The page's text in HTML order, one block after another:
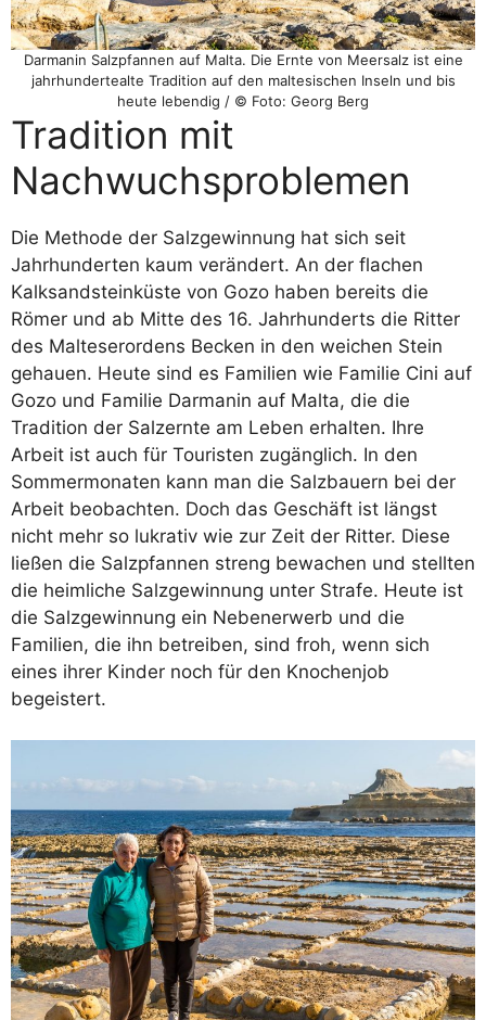
Darmanin Salzpfannen auf Malta. Die Ernte von Meersalz ist eine
jahrhundertealte Tradition auf den maltesischen Inseln und bis
heute lebendig / © Foto: Georg Berg
Tradition mit
Nachwuchsproblemen
Die Methode der Salzgewinnung hat sich seit
Jahrhunderten kaum verändert. An der flachen
Kalksandsteinküste von Gozo haben bereits die
Römer und ab Mitte des 16. Jahrhunderts die Ritter
des Malteserordens Becken in den weichen Stein
gehauen. Heute sind es Familien wie Familie Cini auf
Gozo und Familie Darmanin auf Malta, die die
Tradition der Salzernte am Leben erhalten. Ihre
Arbeit ist auch für Touristen zugänglich. In den
Sommermonaten kann man die Salzbauern bei der
Arbeit beobachten. Doch das Geschäft ist längst
nicht mehr so lukrativ wie zur Zeit der Ritter. Diese
ließen die Salzpfannen streng bewachen und stellten
die heimliche Salzgewinnung unter Strafe. Heute ist
die Salzgewinnung ein Nebenerwerb und die
Familien, die ihn betreiben, sind froh, wenn sich
eines ihrer Kinder noch für den Knochenjob
begeistert.